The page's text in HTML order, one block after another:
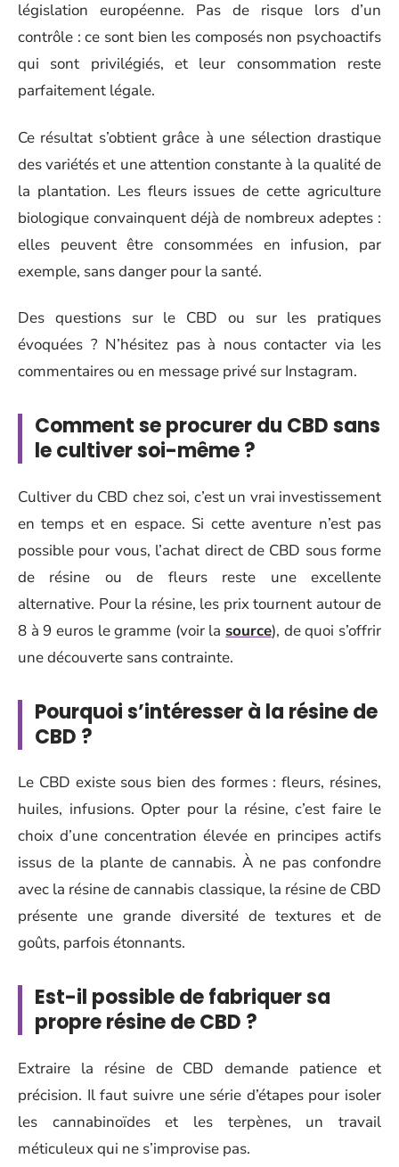
législation européenne. Pas de risque lors d’un
contrôle : ce sont bien les composés non psychoactifs
qui sont privilégiés, et leur consommation reste
parfaitement légale.
Ce résultat s’obtient grâce à une sélection drastique
des variétés et une attention constante à la qualité de
la plantation. Les fleurs issues de cette agriculture
biologique convainquent déjà de nombreux adeptes :
elles peuvent être consommées en infusion, par
exemple, sans danger pour la santé.
Des questions sur le CBD ou sur les pratiques
évoquées ? N’hésitez pas à nous contacter via les
commentaires ou en message privé sur Instagram.
Comment se procurer du CBD sans
le cultiver soi-même ?
Cultiver du CBD chez soi, c’est un vrai investissement
en temps et en espace. Si cette aventure n’est pas
possible pour vous, l’achat direct de CBD sous forme
de résine ou de fleurs reste une excellente
alternative. Pour la résine, les prix tournent autour de
8 à 9 euros le gramme (voir la source), de quoi s’offrir
une découverte sans contrainte.
Pourquoi s’intéresser à la résine de
CBD ?
Le CBD existe sous bien des formes : fleurs, résines,
huiles, infusions. Opter pour la résine, c’est faire le
choix d’une concentration élevée en principes actifs
issus de la plante de cannabis. À ne pas confondre
avec la résine de cannabis classique, la résine de CBD
présente une grande diversité de textures et de
goûts, parfois étonnants.
Est-il possible de fabriquer sa
propre résine de CBD ?
Extraire la résine de CBD demande patience et
précision. Il faut suivre une série d’étapes pour isoler
les cannabinoïdes et les terpènes, un travail
méticuleux qui ne s’improvise pas.